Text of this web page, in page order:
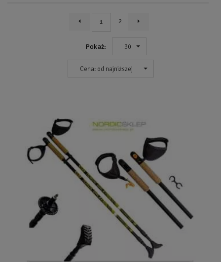
1 2
Pokaż: 30
Cena: od najniższej